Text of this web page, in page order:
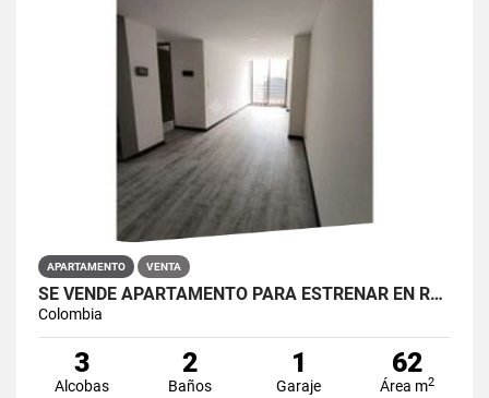
APARTAMENTO VENTA
SE VENDE APARTAMENTO PARA ESTRENAR EN RESTREPO ANTONIO NARIÑO
Colombia
3
Alcobas
2
Baños
1
Garaje
62
Área m2